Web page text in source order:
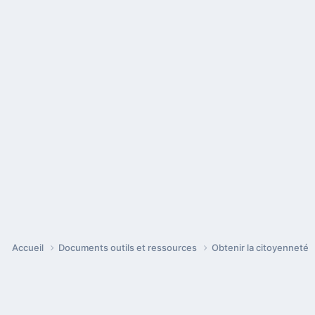
Accueil Documents outils et ressources Obtenir la citoyenneté